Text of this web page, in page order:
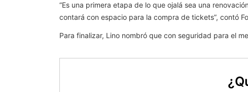
“Es una primera etapa de lo que ojalá sea una
contará con espacio para la compra de tickets”, contó
Para finalizar, Lino nombró que con seguridad para el